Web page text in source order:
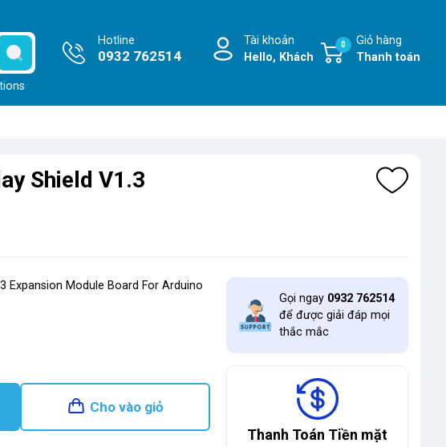
Hotline
0932 762514
Tài khoản
Hello, Khách
Giỏ hàng
Thanh toán
0
Shield V1.3
Expansion Module Board For Arduino
Cho vào giỏ
Gọi ngay 0932 762514
để được giải đáp mọi
thắc mắc
Thanh Toán Tiền mặt